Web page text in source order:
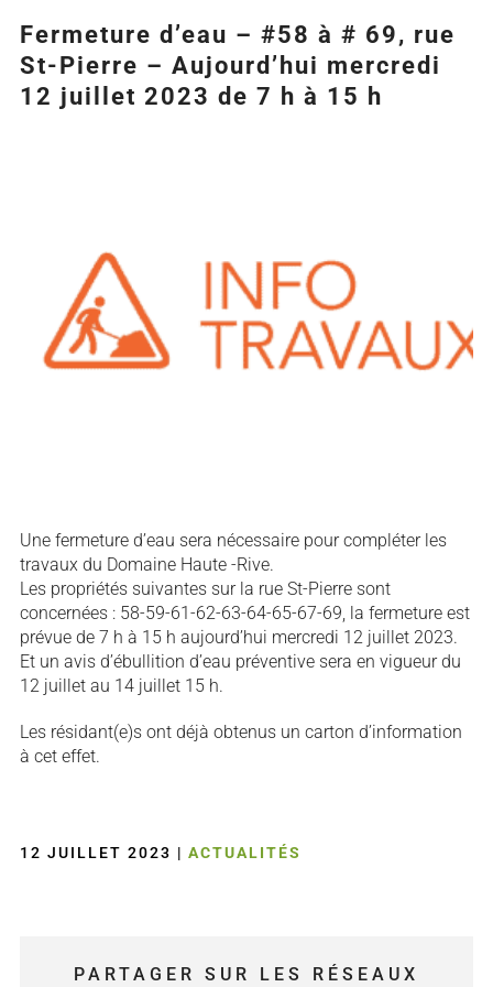
Fermeture d’eau – #58 à # 69, rue
St-Pierre – Aujourd’hui mercredi
12 juillet 2023 de 7 h à 15 h
Une fermeture d’eau sera nécessaire pour compléter les
travaux du Domaine Haute -Rive.
Les propriétés suivantes sur la rue St-Pierre sont
concernées : 58-59-61-62-63-64-65-67-69, la fermeture est
prévue de 7 h à 15 h aujourd’hui mercredi 12 juillet 2023.
Et un avis d’ébullition d’eau préventive sera en vigueur du
12 juillet au 14 juillet 15 h.
Les résidant(e)s ont déjà obtenus un carton d’information
à cet effet.
12 JUILLET 2023 | ACTUALITÉS
PARTAGER SUR LES RÉSEAUX